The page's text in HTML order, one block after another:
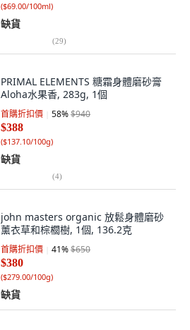
($69.00/100ml)
缺貨
(29)
PRIMAL ELEMENTS 糖霜身體磨砂膏
Aloha水果香, 283g, 1個
首購折扣價 58%$940
$388
($137.10/100g)
缺貨
(4)
john masters organic 放鬆身體磨砂
薰衣草和棕櫚樹, 1個, 136.2克
首購折扣價 41%$650
$380
($279.00/100g)
缺貨